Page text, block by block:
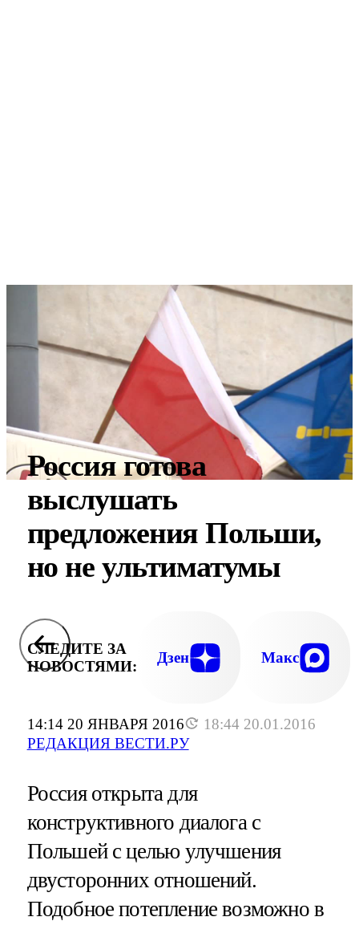
14:14 20 ЯНВАРЯ 2016
18:44 20.01.2016
РЕДАКЦИЯ ВЕСТИ.РУ
Россия готова
выслушать
предложения Польши,
но не ультиматумы
СЛЕДИТЕ ЗА
НОВОСТЯМИ:
Дзен Макс
Россия открыта для
конструктивного диалога с
Польшей с целью улучшения
двусторонних отношений.
Подобное потепление возможно в